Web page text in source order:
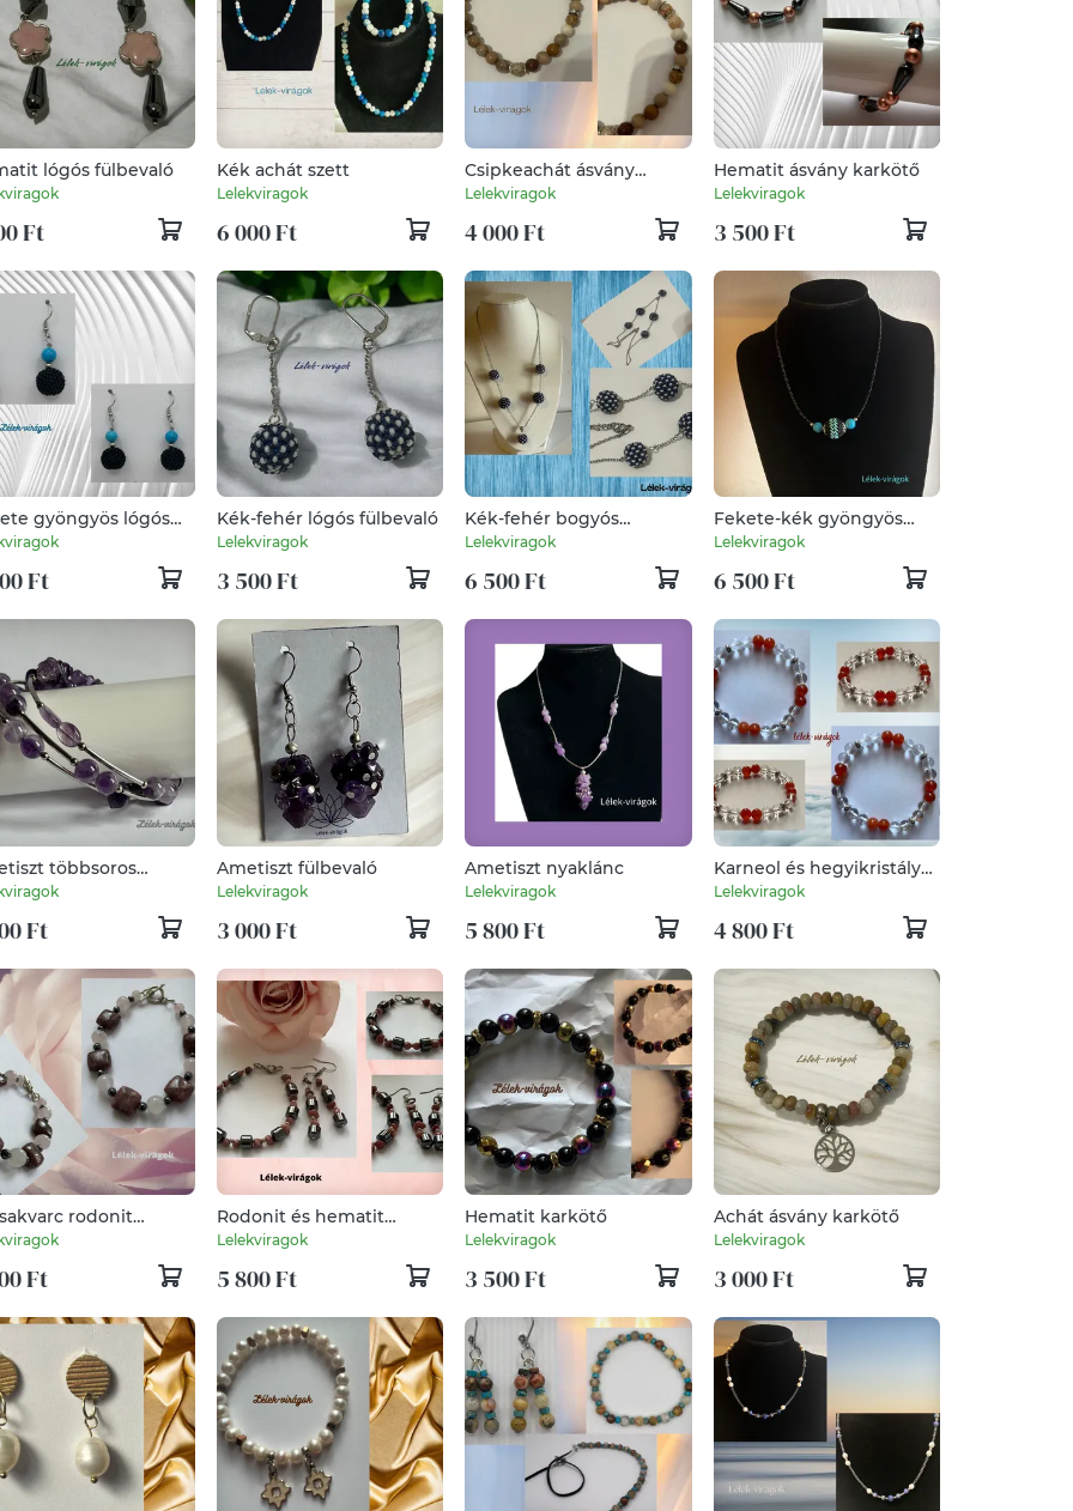
lógós fülbevaló
Ft
Kék achát szett
Lelekviragok
6 000 Ft
Csipkeachát ásvány
karkötő
Lelekviragok
4 000 Ft
Hematit ásvány karkötő
Lelekviragok
3 500 Ft
gyöngyös lógós
türkinittel
Ft
Kék-fehér lógós fülbevaló
Lelekviragok
3 500 Ft
Kék-fehér bogyós
nyaklánc
Lelekviragok
6 500 Ft
Fekete-kék gyöngyös
nyaklánc türkinittel
Lelekviragok
6 500 Ft
többsoros
Ft
Ametiszt fülbevaló
Lelekviragok
3 000 Ft
Ametiszt nyaklánc
Lelekviragok
5 800 Ft
Karneol és hegyikristály
karkötő
Lelekviragok
4 800 Ft
rodonit
karkötő
Ft
Rodonit és hematit
karkötő és fülbevaló
Lelekviragok
5 800 Ft
Hematit karkötő
Lelekviragok
3 500 Ft
Achát ásvány karkötő
Lelekviragok
3 000 Ft